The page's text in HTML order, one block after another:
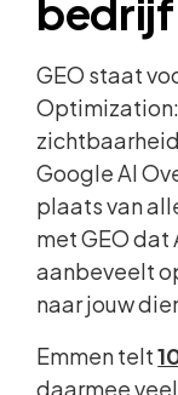
bedrijf
GEO staat
Google AI
plaats van
met GEO dat
aanbeveelt
naar jouw
Emmen telt
daarmee